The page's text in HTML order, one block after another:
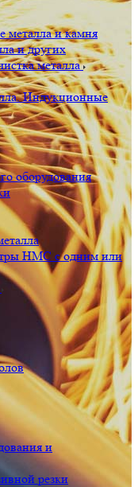
металла и камня
и других
металла
Индукционные
оборудования
HMC с одним или
и
резки